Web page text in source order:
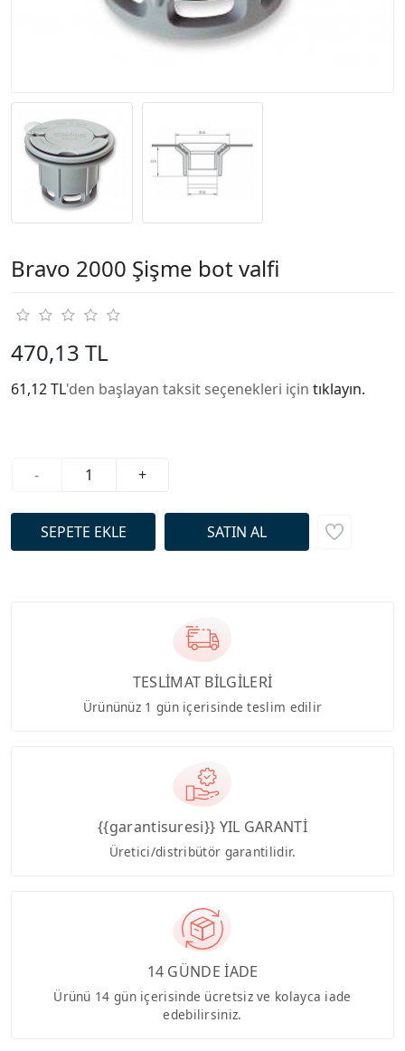
Bravo 2000 Şişme bot valfi
470,13 TL
61,12 TL'den başlayan taksit seçenekleri için tıklayın.
- +
TESLİMAT BİLGİLERİ
Ürününüz 1 gün içerisinde teslim edilir
{{garantisuresi}} YIL GARANTİ
Üretici/distribütör garantilidir.
14 GÜNDE İADE
Ürünü 14 gün içerisinde ücretsiz ve kolayca iade
edebilirsiniz.